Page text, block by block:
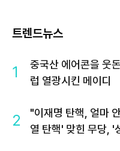
트렌드뉴스
1
중국산 에어콘을 웃
럽 열광시킨 메이디
2
"이재명 탄핵, 얼마
열 탄핵' 맞힌 무당, '